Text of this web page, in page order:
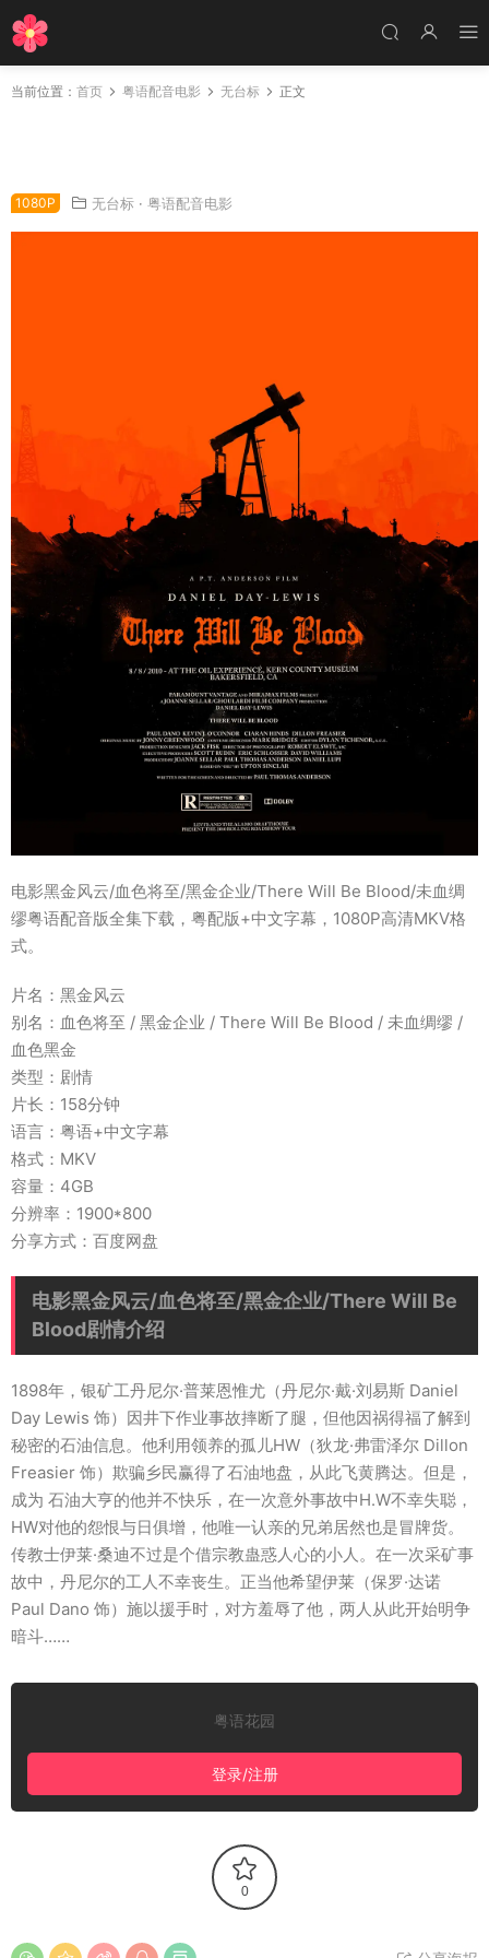
当前位置： 首页 粤语配音电影 无台标 正文
1080P 无台标 · 粤语配音电影
电影黑金风云/血色将至/黑金企业/There Will Be Blood/未血绸
缪粤语配音版全集下载，粤配版+中文字幕，1080P高清MKV格
式。
片名：黑金风云
别名：血色将至 / 黑金企业 / There Will Be Blood / 未血绸缪 /
血色黑金
类型：剧情
片长：158分钟
语言：粤语+中文字幕
格式：MKV
容量：4GB
分辨率：1900*800
分享方式：百度网盘
电影黑金风云/血色将至/黑金企业/There Will Be
Blood剧情介绍
1898年，银矿工丹尼尔·普莱恩惟尤（丹尼尔·戴·刘易斯 Daniel
Day Lewis 饰）因井下作业事故摔断了腿，但他因祸得福了解到
秘密的石油信息。他利用领养的孤儿HW（狄龙·弗雷泽尔 Dillon
Freasier 饰）欺骗乡民赢得了石油地盘，从此飞黄腾达。但是，
成为 石油大亨的他并不快乐，在一次意外事故中H.W不幸失聪，
HW对他的怨恨与日俱增，他唯一认亲的兄弟居然也是冒牌货。
传教士伊莱·桑迪不过是个借宗教蛊惑人心的小人。在一次采矿事
故中，丹尼尔的工人不幸丧生。正当他希望伊莱（保罗·达诺
Paul Dano 饰）施以援手时，对方羞辱了他，两人从此开始明争
暗斗……
粤语花园
登录/注册
0